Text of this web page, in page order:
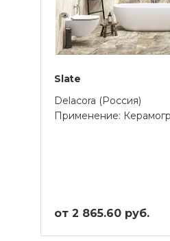
Slate
Delacora (Россия)
Применение:
от 2 865.60 руб.